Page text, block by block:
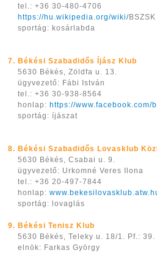
tel.: +36 30-480-4706
https://hu.wikipedia.org/wiki/BSZSK
sportág: kosárlabda
7. Békési Szabadidős Íjász Klub
5630 Békés, Zöldfa u. 13.
ügyvezető: Fábi István
tel.: +36 30-938-8564
honlap:https://www.facebook.com/
sportág: íjászat
8. Békési Szabadidős Lovasklub
5630 Békés, Csabai u. 9.
ügyvezető: Urkomné Veres Ilona
tel.: +36 20-497-7844
honlap:
sportág: lovaglás
9. Békési Tenisz Klub
5630 Békés, Teleky u. 18/1. Pf.: 39.
elnök: Farkas György